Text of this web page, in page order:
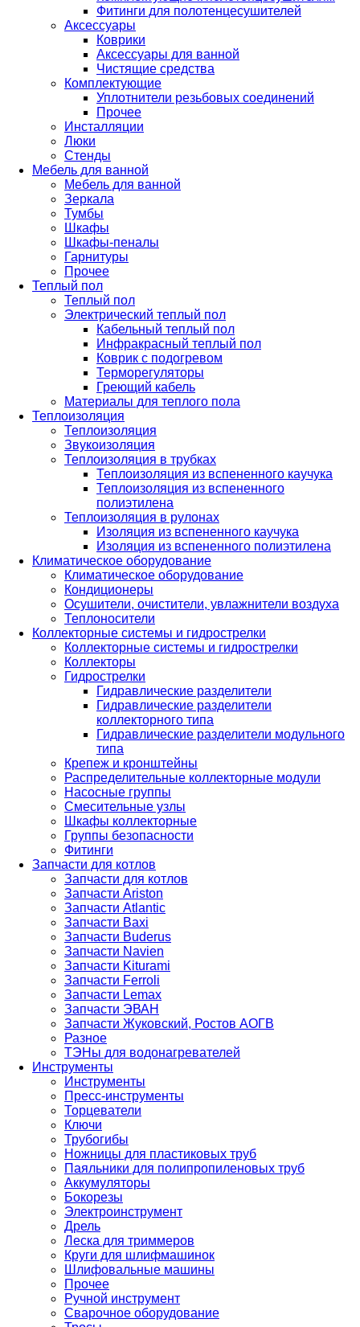
Фитинги для полотенцесушителей
Аксессуары
Коврики
Аксессуары для ванной
Чистящие средства
Комплектующие
Уплотнители резьбовых соединений
Прочее
Инсталляции
Люки
Стенды
Мебель для ванной
Мебель для ванной
Зеркала
Тумбы
Шкафы
Шкафы-пеналы
Гарнитуры
Прочее
Теплый пол
Теплый пол
Электрический теплый пол
Кабельный теплый пол
Инфракрасный теплый пол
Коврик с подогревом
Терморегуляторы
Греющий кабель
Материалы для теплого пола
Теплоизоляция
Теплоизоляция
Звукоизоляция
Теплоизоляция в трубках
Теплоизоляция из вспененного каучука
Теплоизоляция из вспененного
полиэтилена
Теплоизоляция в рулонах
Изоляция из вспененного каучука
Изоляция из вспененного полиэтилена
Климатическое оборудование
Климатическое оборудование
Кондиционеры
Осушители, очистители, увлажнители воздуха
Теплоносители
Коллекторные системы и гидрострелки
Коллекторные системы и гидрострелки
Коллекторы
Гидрострелки
Гидравлические разделители
Гидравлические разделители
коллекторного типа
Гидравлические разделители модульного
типа
Крепеж и кронштейны
Распределительные коллекторные модули
Насосные группы
Смесительные узлы
Шкафы коллекторные
Группы безопасности
Фитинги
Запчасти для котлов
Запчасти для котлов
Запчасти Ariston
Запчасти Atlantic
Запчасти Baxi
Запчасти Buderus
Запчасти Navien
Запчасти Kiturami
Запчасти Ferroli
Запчасти Lemax
Запчасти ЭВАН
Запчасти Жуковский, Ростов АОГВ
Разное
ТЭНы для водонагревателей
Инструменты
Инструменты
Пресс-инструменты
Торцеватели
Ключи
Трубогибы
Ножницы для пластиковых труб
Паяльники для полипропиленовых труб
Аккумуляторы
Бокорезы
Электроинструмент
Дрель
Леска для триммеров
Круги для шлифмашинок
Шлифовальные машины
Прочее
Ручной инструмент
Сварочное оборудование